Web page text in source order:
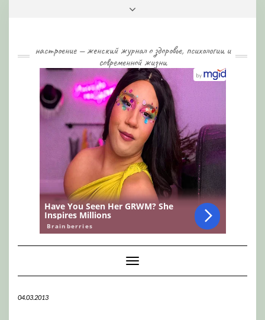
настроение — женский журнал о здоровье, психологии и
современной жизни
Toggle
Navigation
04.03.2013